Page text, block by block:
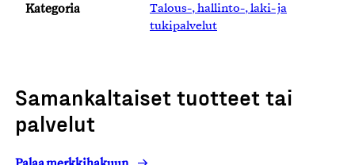
Kategoria
Talous-, hallinto-, laki- ja
tukipalvelut
Samankaltaiset tuotteet tai
palvelut